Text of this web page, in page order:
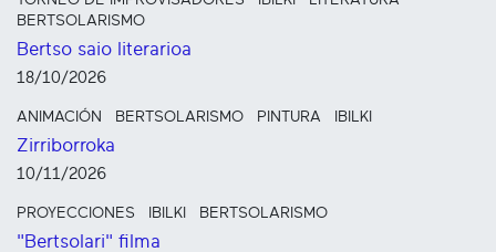
BERTSOLARISMO
Bertso saio literarioa
18/10/2026
ANIMACIÓN BERTSOLARISMO PINTURA IBILKI
Zirriborroka
10/11/2026
PROYECCIONES IBILKI BERTSOLARISMO
"Bertsolari" filma